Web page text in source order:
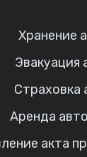
Хранение
Эвакуация
Страховка
Аренда
акта